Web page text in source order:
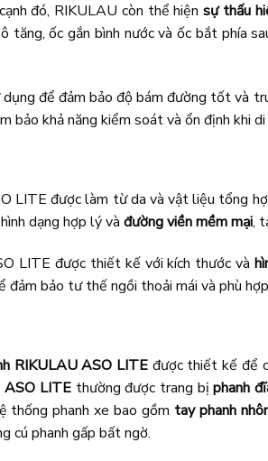
đó, RIKULAU còn thể hiệnsự thấu
tăng, ốc gắn bình nước và ốc bắt phía
để đảm bảo độ bám đường tốt và
bảo khả năng kiểm soát và ổn định khi
LITE được làm từ da và vật liệu tổng
dạng hợp lý và đường viền mềm mại,
LITE được thiết kế với kích thước và
đảm bảo tư thế ngồi thoải mái và phù
RIKULAU ASO LITE được thiết kế để
ASO LITEthường được trang bịphanh
thống phanh xe bao gồm tay phanh
cú phanh gấp bất ngờ.